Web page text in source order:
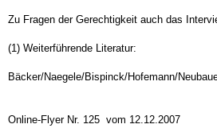
Zu Fragen der Gerechtigkeit auch das
(1) Weiterführende Literatur:
Bäcker/Naegele/Bispinck/Hofemann/
Online-Flyer Nr. 125 vom 12.12.2007